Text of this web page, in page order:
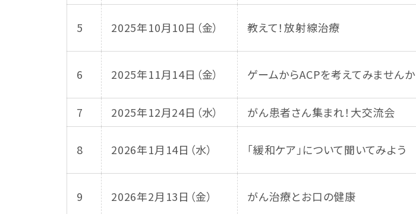
5 2025年10月10日（金） 教えて！放射線治療
6 2025年11月14日（金） ゲームからACPを考えてみませんか
7
2025年12月24日（水） がん患者さん集まれ！大交流会
8 2026年1月14日（水） 「緩和ケア」について聞いてみよう
9 2026年2月13日（金） がん治療とお口の健康